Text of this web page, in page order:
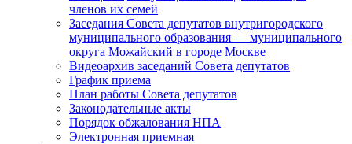
членов их семей
Заседания Совета депутатов внутригородского
муниципального образования — муниципального
округа Можайский в городе Москве
Видеоархив заседаний Совета депутатов
График приема
План работы Совета депутатов
Законодательные акты
Порядок обжалования НПА
Электронная приемная